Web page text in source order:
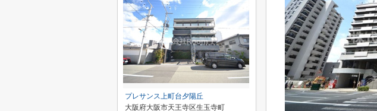
プレサンス上町台夕陽丘
大阪府大阪市天王寺区生玉寺町